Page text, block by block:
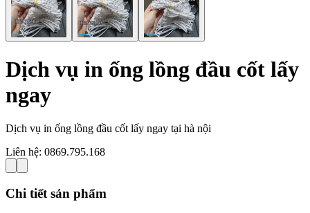
Dịch vụ in ống lồng đầu cốt lấy
ngay
Dịch vụ in ống lồng đầu cốt lấy ngay tại hà nội
Liên hệ: 0869.795.168
Chi tiết sản phẩm